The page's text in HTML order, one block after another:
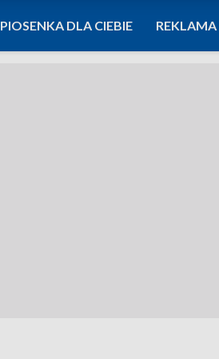
PIOSENKA DLA CIEBIE REKLAMA